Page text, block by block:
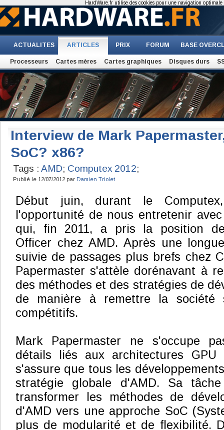
ACTUALITES ARTICLES PRIX FORUM BASE
Processeurs Cartes mères Cartes graphiques Disques durs
Interview de Mark
SoC? x86?
Tags : AMD; Computex 2012;
Publié le 12/07/2012 par Damien Triolet
Début juin, durant le
l'opportunité de nous entretenir
qui, fin 2011, a pris la position de
Officer chez AMD. Après une
suivie de passages plus brefs chez
Papermaster s'attèle dorénavant à
des méthodes et des stratégies de
de manière à remettre la
compétitifs.
Mark Papermaster ne s'occupe
détails liés aux architectures
s'assure que tous les
stratégie globale d'AMD. Sa
transformer les méthodes de
d'AMD vers une approche SoC
plus de modularité et de flexibilité.
HardWare.fr utilise des cookies pour une navigation